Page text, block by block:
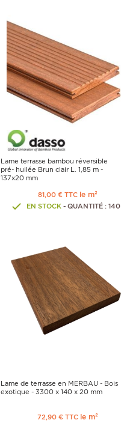
Lame terrasse bambou réversible
pré- huilée Brun clair L. 1,85 m -
137x20 mm
81,00 € TTC le m²
EN STOCK- QUANTITÉ : 140
Lame de terrasse en MERBAU - Bois
exotique - 3300 x 140 x 20 mm
72,90 € TTC le m²